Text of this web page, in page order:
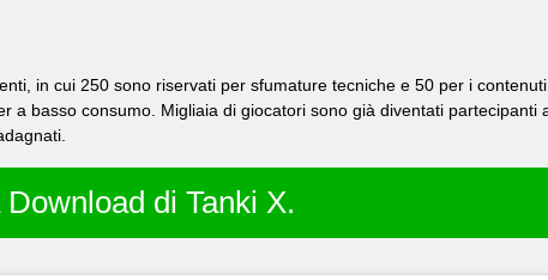
in cui 250 sono riservati per sfumature tecniche e 50 per i
basso consumo. Migliaia di giocatori sono già diventati partecipanti
di Tanki X.